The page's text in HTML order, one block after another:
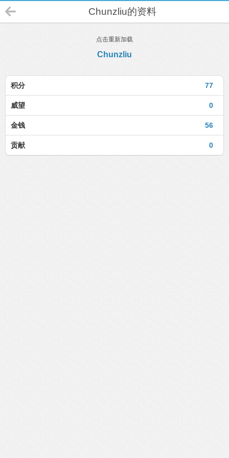
Chunzliu的资料
点击重新加载
Chunzliu
77
积分
0
威望
56
金钱
0
贡献